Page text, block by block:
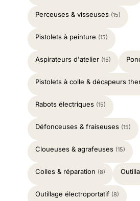
Perceuses & visseuses (15)
Pistolets à peinture (15)
Aspirateurs d'atelier (15)
Pistolets à colle & décapeurs
Rabots électriques (15)
Défonceuses & fraiseuses (15)
Cloueuses & agrafeuses (15)
Colles & réparation (8)
Outillage électroportatif (8)